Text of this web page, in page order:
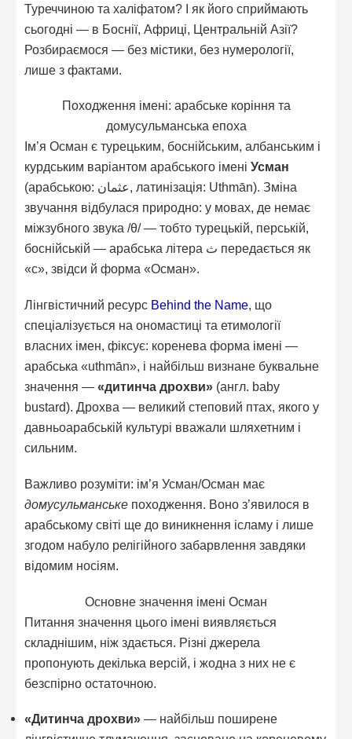
Туреччиною та халіфатом? І як його сприймають
сьогодні — в Боснії, Африці, Центральній Азії?
Розбираємося — без містики, без нумерології,
лише з фактами.
Походження імені: арабське коріння та
домусульманська епоха
Ім’я Осман є турецьким, боснійським, албанським і
курдським варіантом арабського іменіУсман
(арабською: عثمان, латинізація: Uthmān). Зміна
звучання відбулася природно: у мовах, де немає
міжзубного звука /θ/ — тобто турецькій, перській,
боснійській — арабська літера ث передається як
«с», звідси й форма «Осман».
Лінгвістичний ресурс Behind the Name, що
спеціалізується на ономастиці та етимології
власних імен, фіксує: коренева форма імені —
арабська «uthmān», і найбільш визнане буквальне
значення —«дитинча дрохви» (англ. baby
bustard). Дрохва — великий степовий птах, якого у
давньоарабській культурі вважали шляхетним і
сильним.
Важливо розуміти: ім’я Усман/Осман має
домусульманське походження. Воно з’явилося в
арабському світі ще до виникнення ісламу і лише
згодом набуло релігійного забарвлення завдяки
відомим носіям.
Основне значення імені Осман
Питання значення цього імені виявляється
складнішим, ніж здається. Різні джерела
пропонують декілька версій, і жодна з них не є
безспірно остаточною.
«Дитинча дрохви» — найбільш поширене